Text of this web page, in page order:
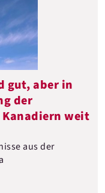
gut, aber in
der
weit
aus der